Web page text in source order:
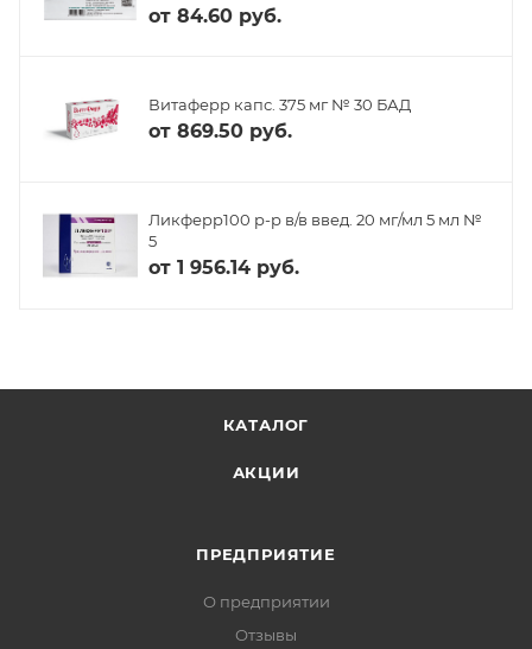
от 84.60 руб.
Витаферр капс. 375 мг № 30 БАД
от 869.50 руб.
Ликферр100 р-р в/в введ. 20 мг/мл 5 мл №
5
от 1 956.14 руб.
КАТАЛОГ
АКЦИИ
ПРЕДПРИЯТИЕ
О предприятии
Отзывы